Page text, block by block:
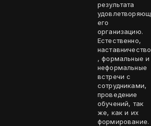
результата
удовлетворяющ
его
организацию.
Естественно,
наставничество
, формальные и
неформальные
встречи с
сотрудниками,
проведение
обучений, так
же, как и их
формирование.